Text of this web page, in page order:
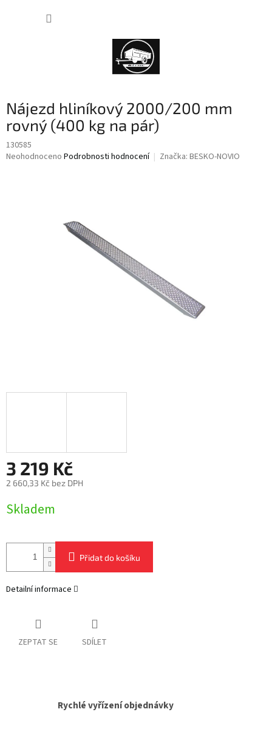
Nájezd hliníkový 2000/200 mm
rovný (400 kg na pár)
130585
Průměrné
Neohodnoceno Podrobnosti hodnocení Značka: BESKO-NOVIO
3 219 Kč
2 660,33 Kč bez DPH
cena:
Skladem
Přidat do košíku
Detailní informace
ZEPTAT SE SDÍLET
Rychlé vyřízení objednávky